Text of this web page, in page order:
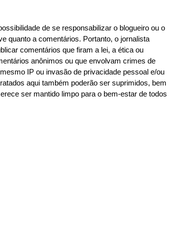
de se responsabilizar o blogueiro ou o
quanto a comentários. Portanto, o jornalista
comentários que firam a lei, a ética ou
anônimos ou que envolvam crimes de
IP ou invasão de privacidade pessoal e/ou
aqui também poderão ser suprimidos, bem
ser mantido limpo para o bem-estar de todos